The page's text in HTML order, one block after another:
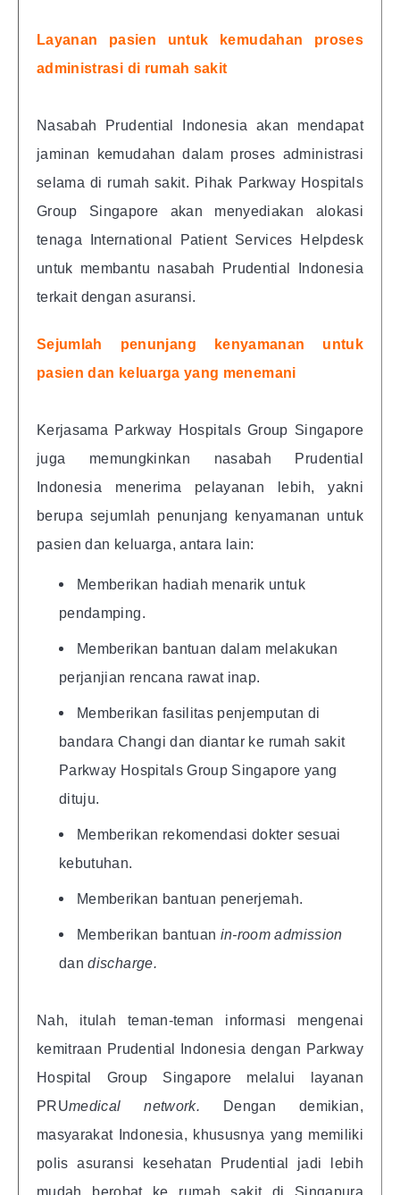
Layanan pasien untuk kemudahan proses
administrasi di rumah sakit
Nasabah Prudential Indonesia akan mendapat
jaminan kemudahan dalam proses administrasi
selama di rumah sakit. Pihak Parkway Hospitals
Group Singapore akan menyediakan alokasi
tenaga International Patient Services Helpdesk
untuk membantu nasabah Prudential Indonesia
terkait dengan asuransi.
Sejumlah penunjang kenyamanan untuk
pasien dan keluarga yang menemani
Kerjasama Parkway Hospitals Group Singapore
juga memungkinkan nasabah Prudential
Indonesia menerima pelayanan lebih, yakni
berupa sejumlah penunjang kenyamanan untuk
pasien dan keluarga, antara lain:
Memberikan hadiah menarik untuk
pendamping.
Memberikan bantuan dalam melakukan
perjanjian rencana rawat inap.
Memberikan fasilitas penjemputan di
bandara Changi dan diantar ke rumah sakit
Parkway Hospitals Group Singapore yang
dituju.
Memberikan rekomendasi dokter sesuai
kebutuhan.
Memberikan bantuan penerjemah.
Memberikan bantuan in-room admission
dandischarge.
Nah, itulah teman-teman informasi mengenai
kemitraan Prudential Indonesia dengan Parkway
Hospital Group Singapore melalui layanan
PRUmedical network. Dengan demikian,
masyarakat Indonesia, khususnya yang memiliki
polis asuransi kesehatan Prudential jadi lebih
mudah berobat ke rumah sakit di Singapura